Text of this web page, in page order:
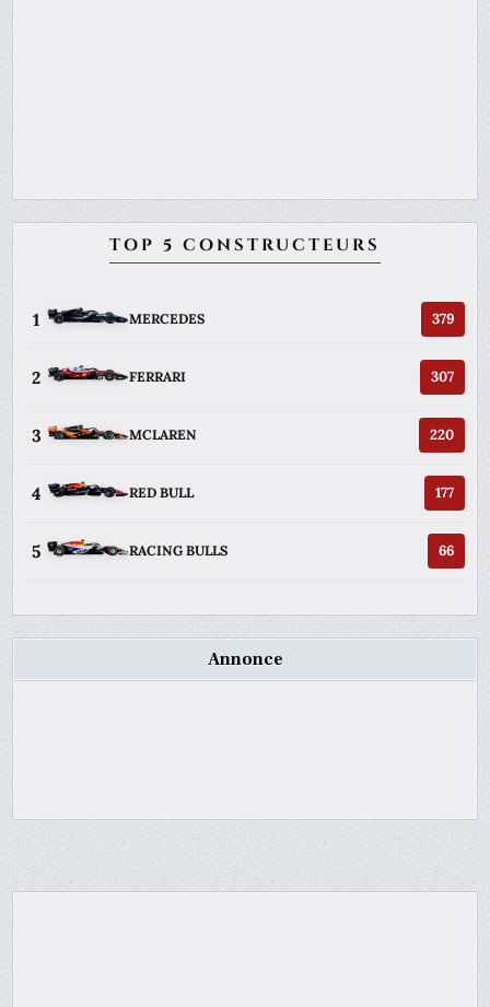
TOP 5 CONSTRUCTEURS
1 MERCEDES 379
2 FERRARI 307
3 MCLAREN 220
4 RED BULL 177
5 RACING BULLS 66
Annonce